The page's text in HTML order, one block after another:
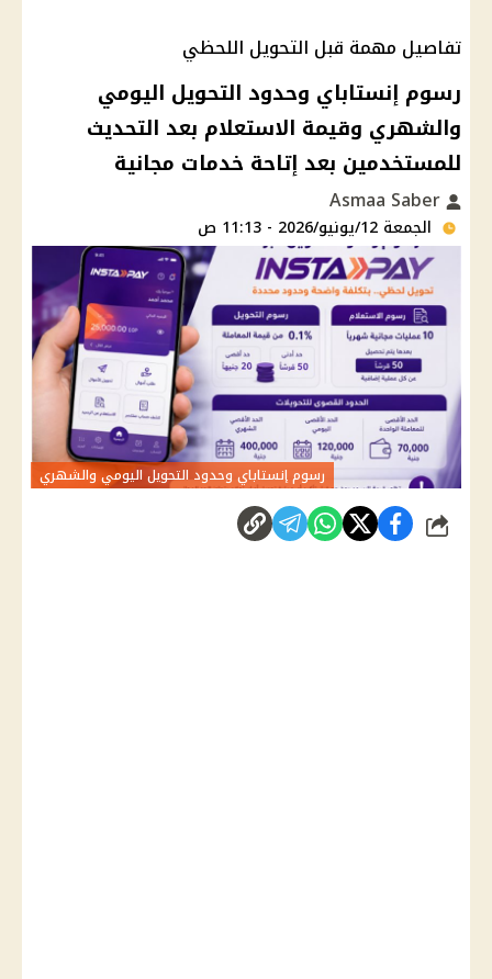
تفاصيل مهمة قبل التحويل اللحظي
رسوم إنستاباي وحدود التحويل اليومي
والشهري وقيمة الاستعلام بعد التحديث
للمستخدمين بعد إتاحة خدمات مجانية
الجمعة 12/يونيو/2026 - 11:13 ص
رسوم إنستاباي وحدود التحويل اليومي والشهري
شارك